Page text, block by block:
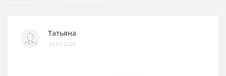
Татьяна
10.07.2026